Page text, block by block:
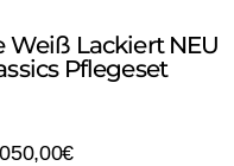
Weiß Lackiert NEU
Pflegeset
€